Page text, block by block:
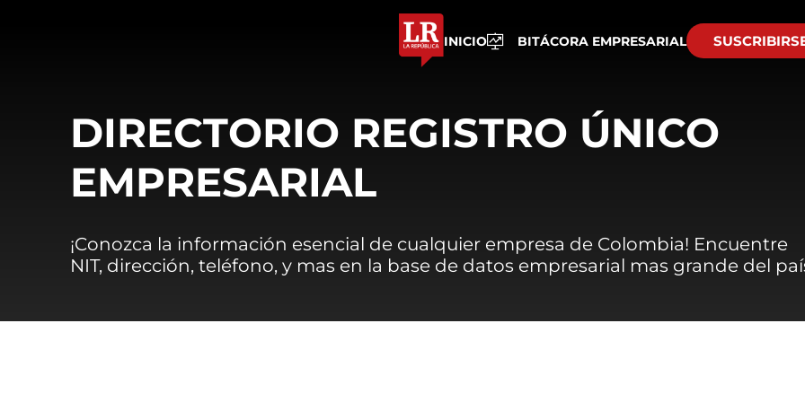
INICIO BITÁCORA EMPRESARIAL
DIRECTORIO REGISTRO ÚNICO
EMPRESARIAL
¡Conozca la información esencial de cualquier empresa de Colombia! Encuentre
NIT, dirección, teléfono, y mas en la base de datos empresarial mas grande del